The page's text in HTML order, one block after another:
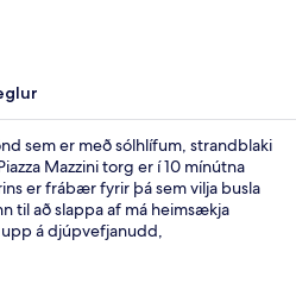
sem er með sólhlífum, strandblaki
Mazzini torg er í 10 mínútna
er frábær fyrir þá sem vilja busla
til að slappa af má heimsækja
á djúpvefjanudd,
höfð og boðið er upp á